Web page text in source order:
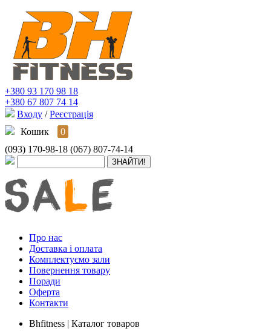
+380 93 170 98 18
+380 67 807 74 14
Входу / Реєстрація
Кошик
0
(093) 170-98-18 (067) 807-74-14
Про нас
Доставка і оплата
Комплектуємо зали
Повернення товару
Поради
Оферта
Контакти
Bhfitness | Каталог товаров